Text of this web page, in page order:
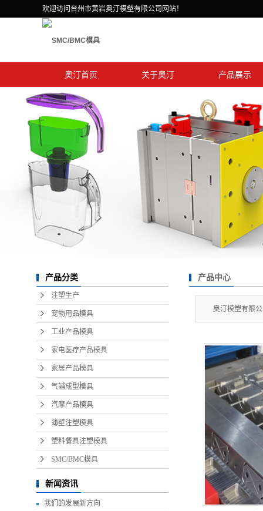
欢迎访问台州市黄岩奥汀模塑有限公司网站！
奥汀首页 关于奥汀 产品展示
产品分类
注塑生产
宠物用品模具
工业产品模具
家电医疗产品模具
家居产品模具
气辅成型模具
汽摩产品模具
薄壁注塑模具
塑料餐具注塑模具
SMC/BMC模具
新闻资讯
我们的发展新方向
产品中心
奥汀模塑有限